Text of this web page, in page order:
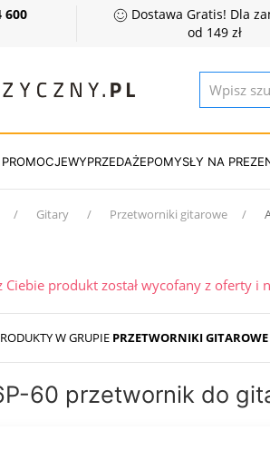
600
Dostawa Gratis! Dla
od 149 zł
PROMOCJEWYPRZEDAŻEPOMYSŁY NA
Gitary Przetworniki gitarowe
Ciebie produkt został wycofany z oferty
W GRUPIE PRZETWORNIKI GITAROWE
60 przetwornik do